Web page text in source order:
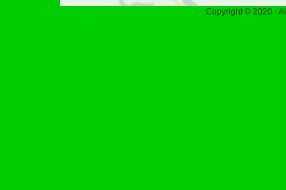
Copyright © 2020 ·